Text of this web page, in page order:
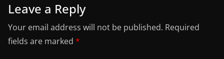
Leave a Reply
Your email address will not be published. Required
fields are marked *